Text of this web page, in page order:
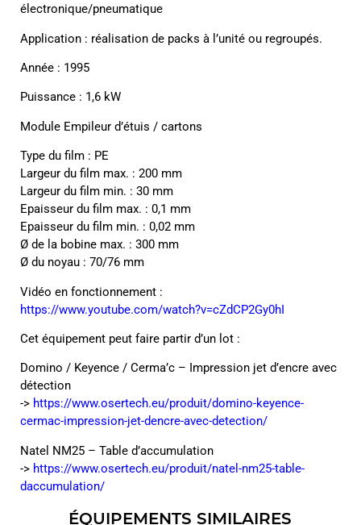
électronique/pneumatique
Application : réalisation de packs à l’unité ou regroupés.
Année : 1995
Puissance : 1,6 kW
Module Empileur d’étuis / cartons
Type du film : PE
Largeur du film max. : 200 mm
Largeur du film min. : 30 mm
Epaisseur du film max. : 0,1 mm
Epaisseur du film min. : 0,02 mm
Ø de la bobine max. : 300 mm
Ø du noyau : 70/76 mm
Vidéo en fonctionnement :
https://www.youtube.com/watch?v=cZdCP2Gy0hI
Cet équipement peut faire partir d’un lot :
Domino / Keyence / Cerma’c – Impression jet d’encre avec
détection
-> https://www.osertech.eu/produit/domino-keyence-
cermac-impression-jet-dencre-avec-detection/
Natel NM25 – Table d’accumulation
-> https://www.osertech.eu/produit/natel-nm25-table-
daccumulation/
ÉQUIPEMENTS SIMILAIRES